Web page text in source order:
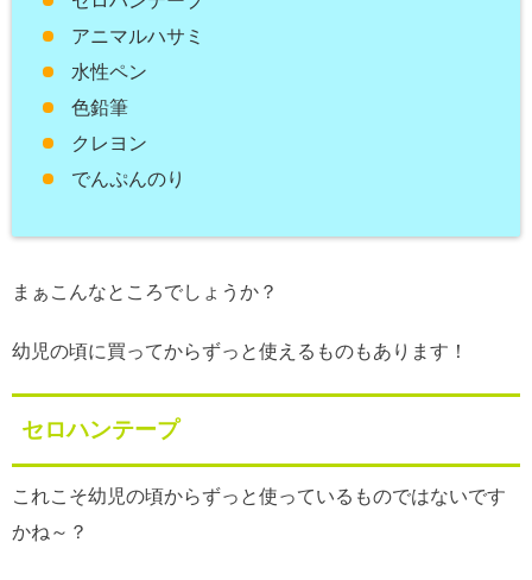
アニマルハサミ
水性ペン
色鉛筆
クレヨン
でんぷんのり
まぁこんなところでしょうか？
幼児の頃に買ってからずっと使えるものもあります！
セロハンテープ
これこそ幼児の頃からずっと使っているものではないです
かね～？